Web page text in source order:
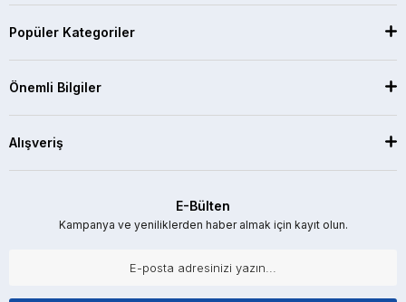
Popüler Kategoriler
Önemli Bilgiler
Alışveriş
E-Bülten
Kampanya ve yeniliklerden haber almak için kayıt olun.